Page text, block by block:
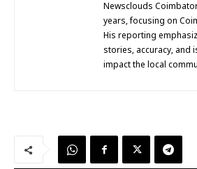
Newsclouds
years, focusing on
His reporting
stories, accuracy, and
impact the local